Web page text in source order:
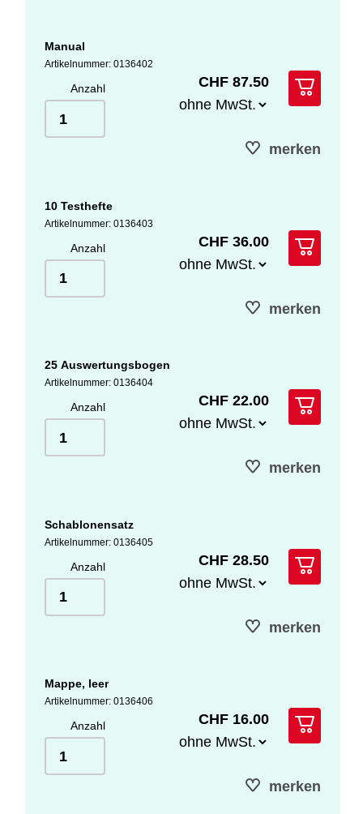
Manual
Artikelnummer: 0136402
Anzahl CHF 87.50
merken
10 Testhefte
Artikelnummer: 0136403
Anzahl CHF 36.00
merken
25 Auswertungsbogen
Artikelnummer: 0136404
Anzahl CHF 22.00
merken
Schablonensatz
Artikelnummer: 0136405
Anzahl CHF 28.50
merken
Mappe, leer
Artikelnummer: 0136406
Anzahl CHF 16.00
merken